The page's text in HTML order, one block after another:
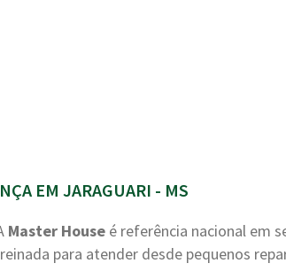
EM JARAGUARI - MS
Master House é referência nacional em
para atender desde pequenos